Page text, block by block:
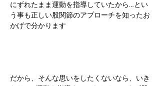
にずれたまま運動を指導していたから…とい
う事も正しい股関節のアプローチを知ったお
かげで分かります
だから、そんな思いをしたくないなら、いき